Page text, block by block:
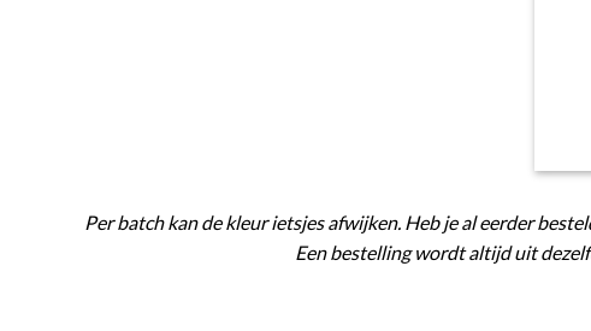
Per batch kan de kleur ietsjes afwijken. Heb je al eerder
Een bestelling wordt altijd uit